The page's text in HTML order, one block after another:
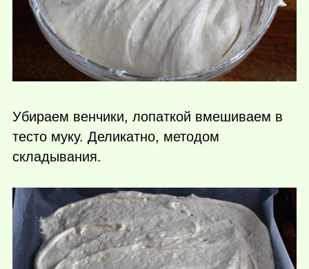
Убираем венчики, лопаткой вмешиваем в
тесто муку. Деликатно, методом
складывания.